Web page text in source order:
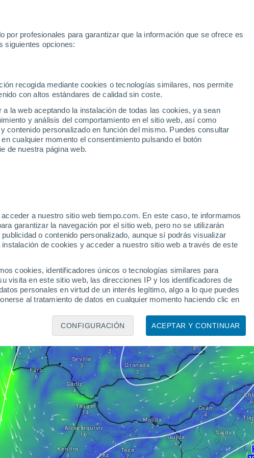
por profesionales para garantizar que la información que se ofrece es
siguientes opciones:
recogida mediante cookies o tecnologías similares, nos permite
con altos estándares de calidad sin coste.
la web aceptando la instalación de todas las cookies, ya sean
y análisis del comportamiento en el sitio web, así como
contenido personalizado en función del mismo. Puedes consultar
cualquier momento el consentimiento pulsando el botón
de nuestra página web.
a nuestro sitio web tiempo.com. En este caso, te informamos
garantizar la navegación por el sitio web, pero no se utilizarán
o contenido personalizado, aunque sí podrás visualizar
de cookies y acceder a nuestro sitio web a través de este
cookies, identificadores únicos o tecnologías similares para
visita en este sitio web, las direcciones IP y los identificadores de
personales en virtud de un interés legítimo, algo a lo que puedes
al tratamiento de datos en cualquier momento haciendo clic en
tratamiento de datos:
uso de datos limitados para seleccionar anuncios básicos, crear
seleccionar la publicidad personalizada, crear un perfil para
de contenido personalizado, medir el rendimiento de la publicidad,
a través de estadísticas o a través de la combinación de datos
los servicios, uso de datos limitados con el objetivo de seleccionar el
análisis de dispositivos, publicidad y contenido
de audiencia y desarrollo de servicios.
ACEPTAR Y CONTINUAR
CONFIGURACIÓN
VídeosAlertasRadar
PORTUGAL
Sevilla
Badajoz
Salamanca
Coímbra
Faro
ESPAÑA
Madrid
Valencia
Córdoba
Granada
Toledo
Vigo
Oporto
Burdeos
Zaragoza
Valladolid
Tánger
Cádiz
Kenitra
Alcazarquivir
Fez
Orán
Oujda
Melilla
Taza
Saida
La Rochelle